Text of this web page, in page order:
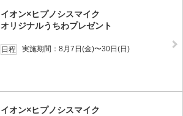
イオン×ヒプノシスマイク
オリジナルうちわプレゼント
日程 実施期間：8月7日(金)〜30日(日)
イオン×ヒプノシスマイク